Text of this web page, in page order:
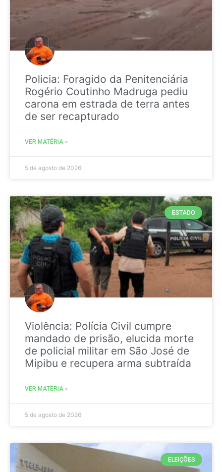
Policia: Foragido da Penitenciária
Rogério Coutinho Madruga pediu
carona em estrada de terra antes
de ser recapturado
VER MATÉRIA »
5 de agosto de 2026
ESTADO
Violência: Polícia Civil cumpre
mandado de prisão, elucida morte
de policial militar em São José de
Mipibu e recupera arma subtraída
VER MATÉRIA »
5 de agosto de 2026
ELEIÇÕES